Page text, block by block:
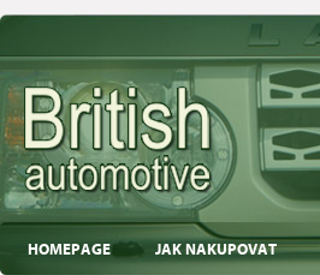
HOMEPAGE JAK NAKUPOVAT